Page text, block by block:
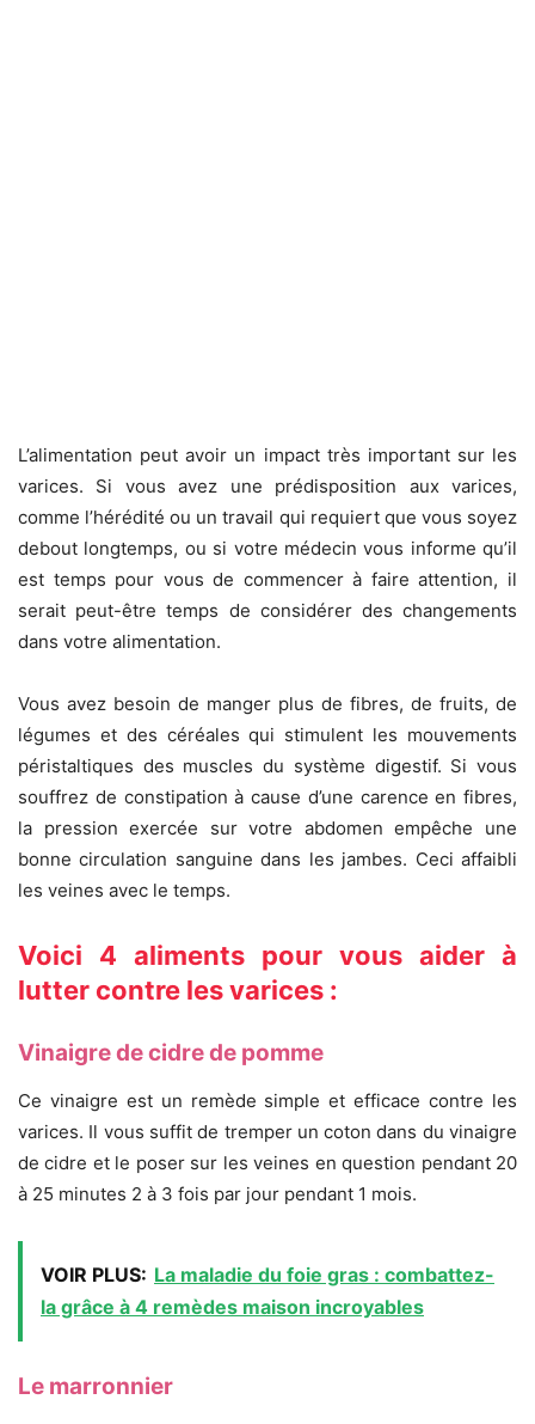
L’alimentation peut avoir un impact très important sur les
varices. Si vous avez une prédisposition aux varices,
comme l’hérédité ou un travail qui requiert que vous soyez
debout longtemps, ou si votre médecin vous informe qu’il
est temps pour vous de commencer à faire attention, il
serait peut-être temps de considérer des changements
dans votre alimentation.
Vous avez besoin de manger plus de fibres, de fruits, de
légumes et des céréales qui stimulent les mouvements
péristaltiques des muscles du système digestif. Si vous
souffrez de constipation à cause d’une carence en fibres,
la pression exercée sur votre abdomen empêche une
bonne circulation sanguine dans les jambes. Ceci affaibli
les veines avec le temps.
Voici 4 aliments pour vous aider à
lutter contre les varices :
Vinaigre de cidre de pomme
Ce vinaigre est un remède simple et efficace contre les
varices. Il vous suffit de tremper un coton dans du vinaigre
de cidre et le poser sur les veines en question pendant 20
à 25 minutes 2 à 3 fois par jour pendant 1 mois.
VOIR PLUS: La maladie du foie gras : combattez-
la grâce à 4 remèdes maison incroyables
Le marronnier